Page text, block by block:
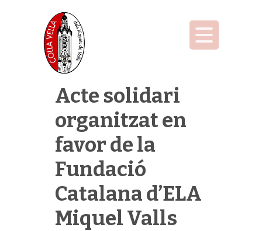
Acte solidari
organitzat en
favor de la
Fundació
Catalana d’ELA
Miquel Valls